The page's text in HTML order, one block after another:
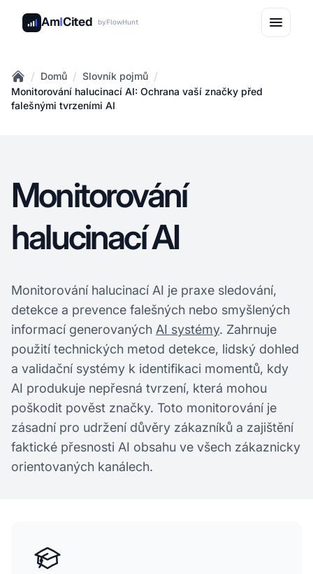
AmICited byFlowHunt
Home
/ Domů / Slovník pojmů /
Monitorování halucinací AI: Ochrana vaší značky před
falešnými tvrzeními AI
Monitorování
halucinací AI
Monitorování halucinací AI je praxe sledování,
detekce a prevence falešných nebo smyšlených
informací generovaných AI systémy. Zahrnuje
použití technických metod detekce, lidský dohled
a validační systémy k identifikaci momentů, kdy
AI produkuje nepřesná tvrzení, která mohou
poškodit pověst značky. Toto monitorování je
zásadní pro udržení důvěry zákazníků a zajištění
faktické přesnosti AI obsahu ve všech zákaznicky
orientovaných kanálech.